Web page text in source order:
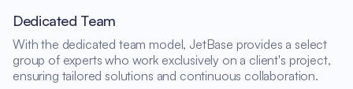
Dedicated Team
With the dedicated team model, JetBase provides a select
group of experts who work exclusively on a client's project,
ensuring tailored solutions and continuous collaboration.